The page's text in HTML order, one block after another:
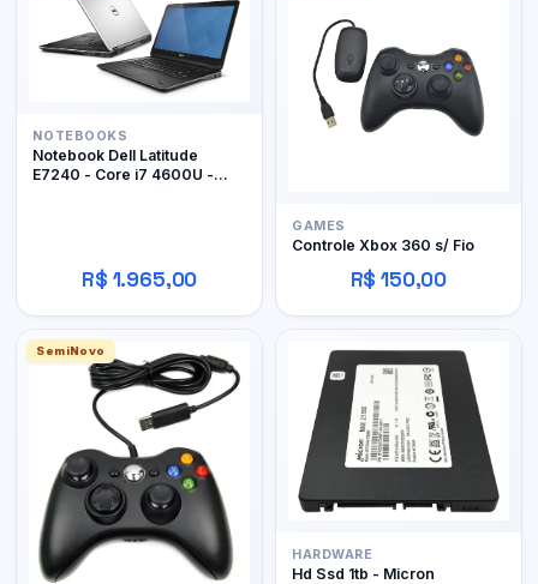
NOTEBOOKS
Notebook Dell Latitude
E7240 - Core i7 4600U -
R$ 1.965,00
GAMES
Controle Xbox 360 s/ Fio
R$ 150,00
SemiNovo
HARDWARE
Hd Ssd 1tb - Micron